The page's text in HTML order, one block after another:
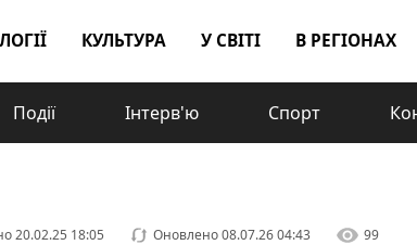
КУЛЬТУРА У СВІТІ В РЕГІОНАХ
Події Інтерв'ю Спорт
20.02.25 18:05 Оновлено08.07.26 04:43 99